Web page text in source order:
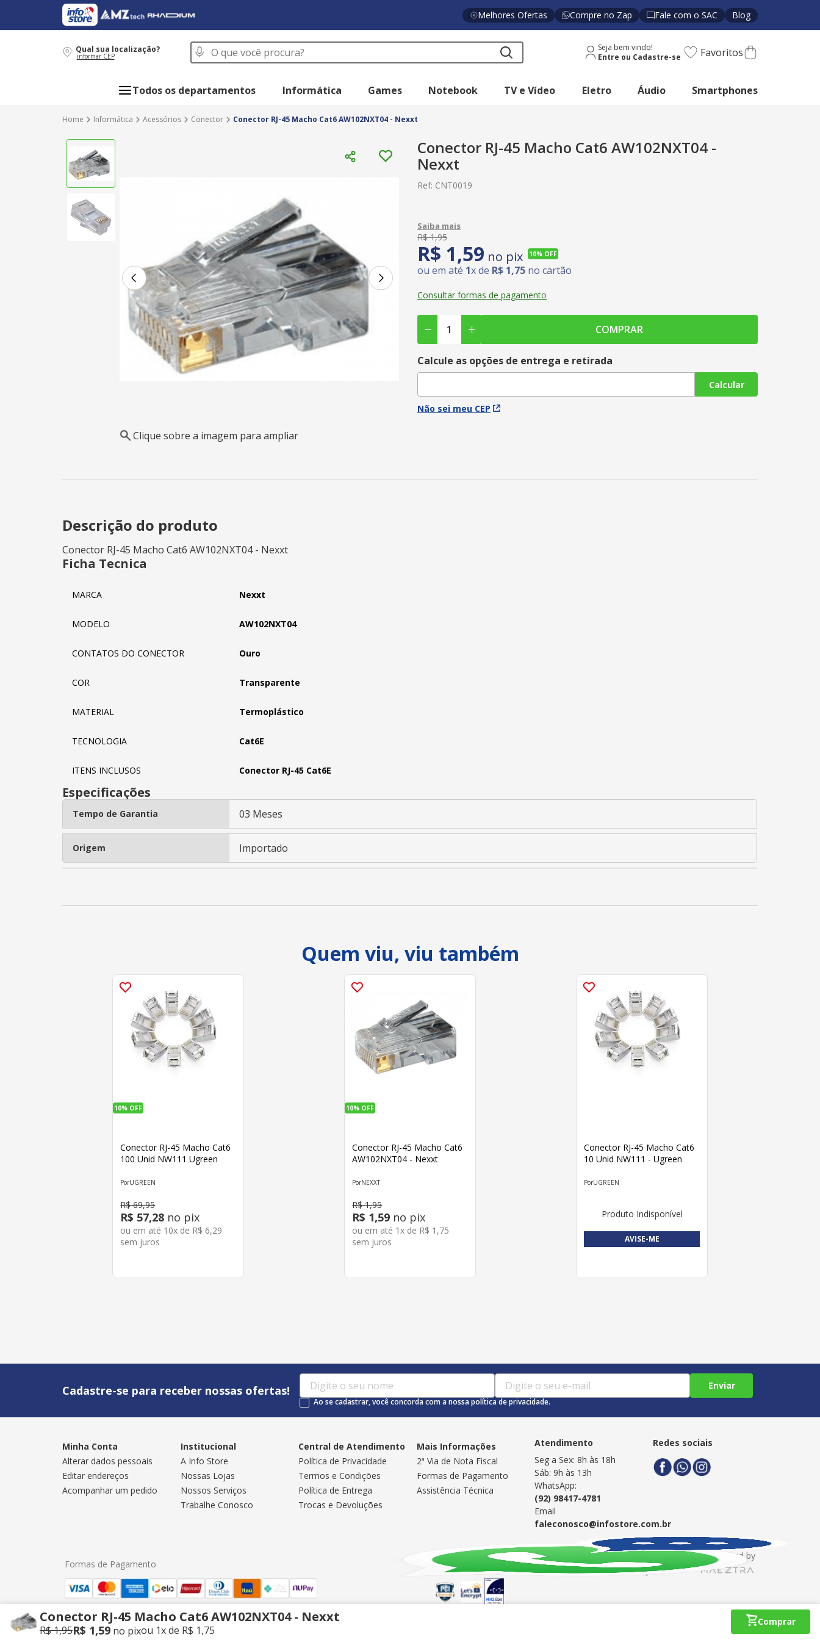
Melhores Ofertas Compre no Zap Fale com o SAC Blog
Qual sua localização?
informar CEP
O que você procura? Seja bem vindo! Favoritos
Todos os departamentos Informática Games Notebook TV e Vídeo Eletro Áudio Smartphones
Informática Acessórios Conector Conector RJ-45 Macho Cat6 AW102NXT04 - Nexxt
Clique sobre a imagem para ampliar
Conector RJ-45 Macho Cat6 AW102NXT04 -
Nexxt
Ref: CNT0019
R$ 1,95
R$ 1,59 no pix 10% OFF
ou em até 1x de R$ 1,75 no cartão
Consultar formas de pagamento
COMPRAR
Calcule as opções de entrega e retirada
Calcular
Não sei meu CEP
Conector RJ-45 Macho Cat6 AW102NXT04 - Nexxt
R$1,95R$ 1,59 no pixou 1xde R$ 1,75
Comprar
Descrição do produto
Conector RJ-45 Macho Cat6 AW102NXT04 - Nexxt
Ficha Tecnica
MARCA Nexxt
MODELO AW102NXT04
CONTATOS DO CONECTOR Ouro
COR Transparente
MATERIAL Termoplástico
TECNOLOGIA Cat6E
ITENS INCLUSOS Conector RJ-45 Cat6E
Especificações
Tempo de Garantia 03 Meses
Origem Importado
Quem viu, viu também
10% OFF
Conector RJ-45 Macho Cat6
100 Unid NW111 Ugreen
UGREEN
R$ 69,95
R$ 57,28 no pix
ou em até 10x de R$ 6,29
sem juros
10% OFF
Conector RJ-45 Macho Cat6
AW102NXT04 - Nexxt
NEXXT
R$ 1,95
R$ 1,59 no pix
ou em até 1x de R$ 1 ,75
sem juros
Conector RJ-45 Macho Cat6
10 Unid NW111 - Ugreen
UGREEN
Produto Indisponível
AVISE-ME
Cadastre-se para receber nossas ofertas! Enviar
Ao se cadastrar, você concorda com a nossa política de privacidade.
Minha Conta
Alterar dados pessoais
Editar endereços
Acompanhar um pedido
Institucional
A Info Store
Nossas Lojas
Nossos Serviços
Trabalhe Conosco
Central de Atendimento
Política de Privacidade
Termos e Condições
Política de Entrega
Trocas e Devoluções
Mais Informações
2ª Via de Nota Fiscal
Formas de Pagamento
Assistência Técnica
Atendimento
Seg a Sex: 8h às 18h
Sáb: 9h às 13h
WhatsApp:
(92) 98417-4781
Email
faleconosco@infostore.com.br
Redes sociais
Formas de Pagamento Selos de Segurança
Developed by
Info Store Computadores da Amazônia Ltda | CNPJ: 02.337.524/0001-06 | Insc. Est.: 04.136.871-1 | Endereço: Rua Belo Horizonte, 686 - Aleixo, Manaus-AM CEP: 69.060-601 SAC:
faleconosco@infostore.com.br| (92) 98417-4781 envio de mensagens via WhatsApp| Endereço Eletrônico: